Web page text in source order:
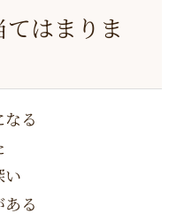
はまりま
る
い
る